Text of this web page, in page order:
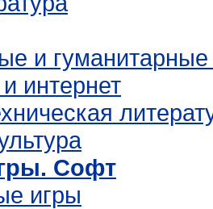
и гуманитарные
интернет
Софт
игры